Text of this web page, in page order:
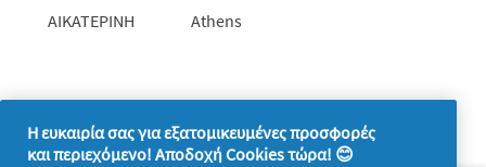
ΑΙΚΑΤΕΡΙΝΗ
Athens
Η ευκαιρία σας για εξατομικευμένες προσφορές
και περιεχόμενο! Αποδοχή Cookies τώρα! 😊